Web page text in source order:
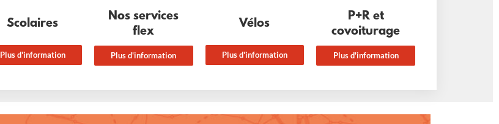
Scolaires
Plus d'information
Nos services
flex
Plus d'information
Vélos
Plus d'information
P+R et
covoiturage
Plus d'information